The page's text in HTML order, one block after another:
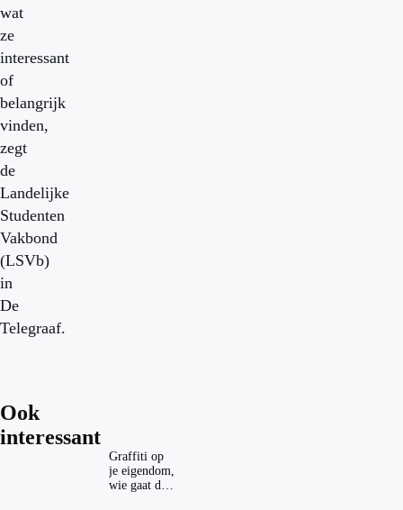
wat
ze
interessant
of
belangrijk
vinden,
zegt
de
Landelijke
Studenten
Vakbond
(LSVb)
in
De
Telegraaf.
Ook
interessant
Graffiti op
je eigendom,
wie gaat dat